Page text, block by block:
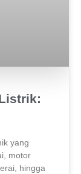
yang
motor
hingga